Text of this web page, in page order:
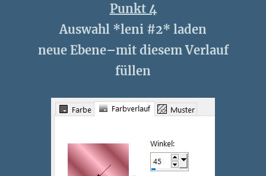
Punkt 4
Auswahl *leni #2* laden
neue Ebene–mit diesem Verlauf
füllen